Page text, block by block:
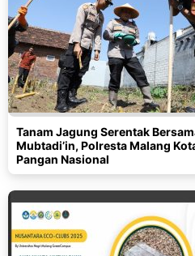
Tanam Jagung Serentak
Mubtadi’in, Polresta Malang
Pangan Nasional